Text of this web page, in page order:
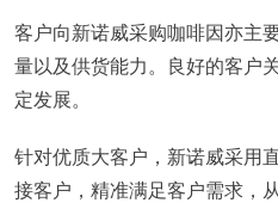
客户向新诺威采购咖啡因亦主
量以及供货能力。良好的客户
定发展。
针对优质大客户，新诺威采用
接客户，精准满足客户需求，